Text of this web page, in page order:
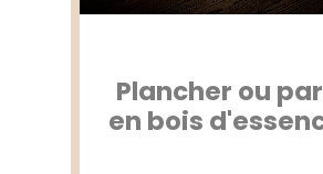
Plancher ou
en bois